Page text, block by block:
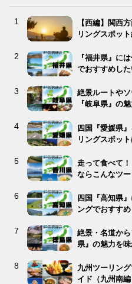
【西編】関西
リングスポッ
『福井県』に
でおすすめし
絶景ルートや
『岐阜県』の
四国『愛媛県
リングスポッ
走って食べて
ならこんなツ
四国『高知県
ングでおすす
絶景・名道か
県』の魅力を
九州ツーリン
イド（九州南編